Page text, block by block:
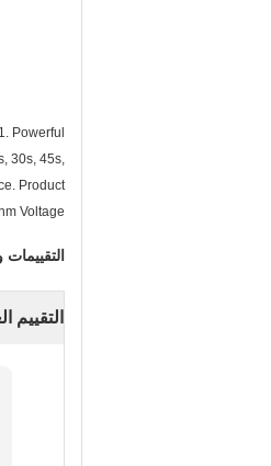
Powerful
30s, 45s,
Product
Voltage
التقييم